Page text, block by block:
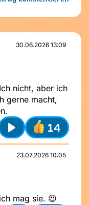
ändern
und
30.06.2026 13:09
nicht, aber ich
gerne macht,
Play
14
23.07.2026 10:05
mag sie. 😍